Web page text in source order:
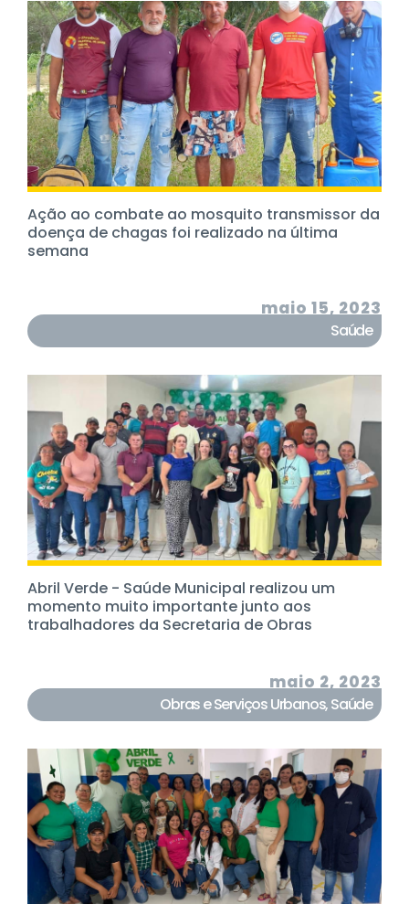
Ação ao combate ao mosquito transmissor da
doença de chagas foi realizado na última
semana
Saúde
maio 15, 2023
Abril Verde - Saúde Municipal realizou um
momento muito importante junto aos
trabalhadores da Secretaria de Obras
Obras e Serviços Urbanos,Saúde
maio 2, 2023